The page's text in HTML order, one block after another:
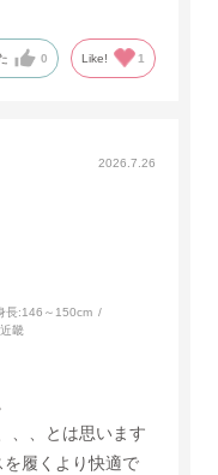
0 Like! 1
2026.7.26
長:146～150cm
近畿
、とは思います
履くより快適で